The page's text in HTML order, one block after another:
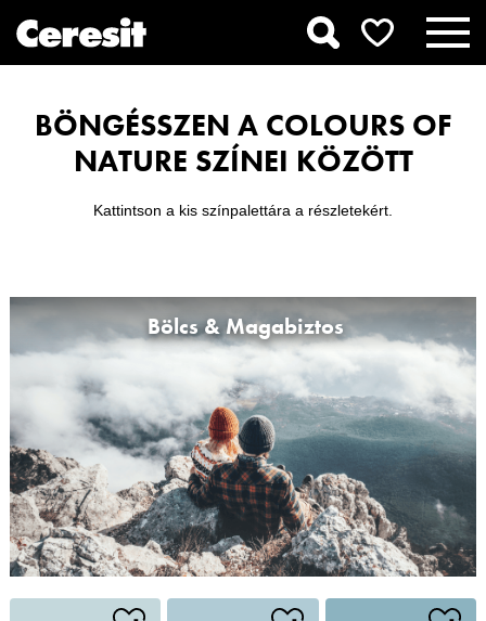
BÖNGÉSSZEN A COLOURS OF
NATURE SZÍNEI KÖZÖTT
Kattintson a kis színpalettára a részletekért.
Bölcs & Magabiztos